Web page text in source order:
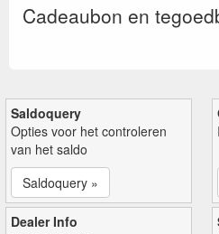
Cadeaubon en
Saldoquery
Opties voor het controleren
van het saldo
Saldoquery »
Dealer Info